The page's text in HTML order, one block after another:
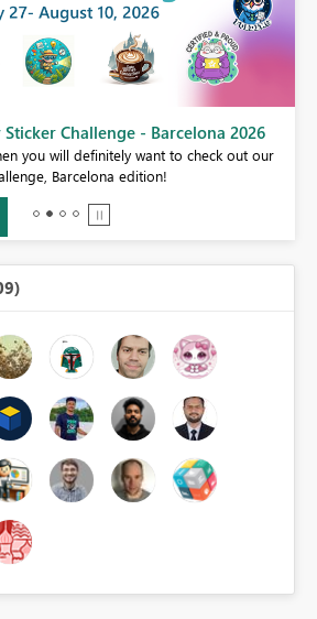
Challenge - Barcelona 2026
you will definitely want to check out our
Barcelona edition!